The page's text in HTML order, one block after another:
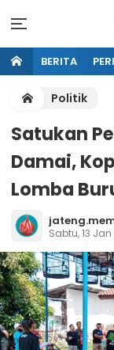
BERITA
Politik
Satukan
Damai,
Lomba
Sabtu, 13